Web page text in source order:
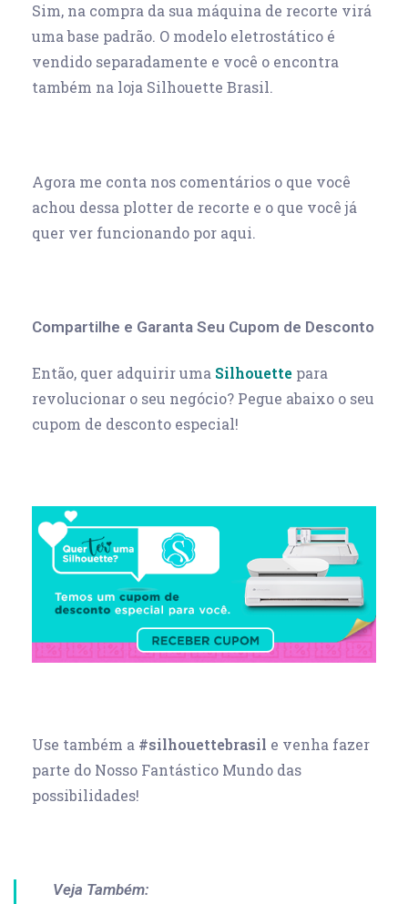
Sim, na compra da sua máquina de recorte virá
uma base padrão. O modelo eletrostático é
vendido separadamente e você o encontra
também na loja Silhouette Brasil.
Agora me conta nos comentários o que você
achou dessa plotter de recorte e o que você já
quer ver funcionando por aqui.
Compartilhe e Garanta Seu Cupom de Desconto
Então, quer adquirir uma Silhouette para
revolucionar o seu negócio? Pegue abaixo o seu
cupom de desconto especial!
Use também a #silhouettebrasil e venha fazer
parte do Nosso Fantástico Mundo das
possibilidades!
Veja Também: